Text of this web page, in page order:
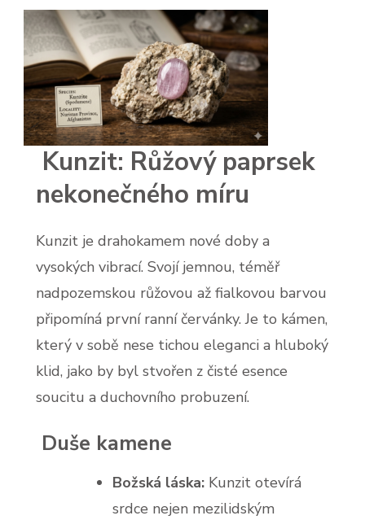
Kunzit: Růžový paprsek
nekonečného míru
Kunzit je drahokamem nové doby a
vysokých vibrací. Svojí jemnou, téměř
nadpozemskou růžovou až fialkovou barvou
připomíná první ranní červánky. Je to kámen,
který v sobě nese tichou eleganci a hluboký
klid, jako by byl stvořen z čisté esence
soucitu a duchovního probuzení.
Duše kamene
Božská láska: Kunzit otevírá
srdce nejen mezilidským